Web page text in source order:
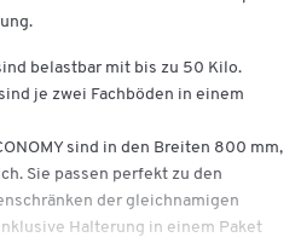
belastbar mit bis zu 50 Kilo.
je zwei Fachböden in einem
sind in den Breiten 800 mm,
Sie passen perfekt zu den
der gleichnamigen
Halterung in einem Paket